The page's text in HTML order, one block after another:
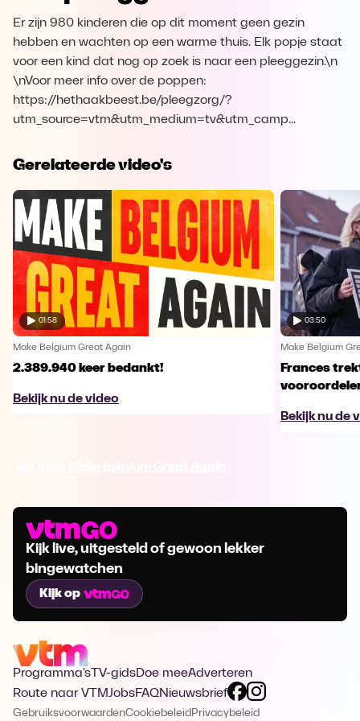
Er zijn 980 kinderen die op dit moment geen gezin
hebben en wachten op een warme thuis. Elk popje staat
voor een kind dat nog op zoek is naar een pleeggezin.\n
\nVoor meer info over de poppen:
https://hethaakbeest.be/pleegzorg/?
utm_source=vtm&utm_medium=tv&utm_camp...
Gerelateerde video's
01:58
Make Belgium Great Again
2.389.940 keer bedankt!
Bekijk nu de video
03:50
Make Belgium
Frances
Bekijk nu de
Kijk live, uitgesteld of gewoon lekker
bingewatchen
Kijk op
Programma's TV-gidsDoe meeAdverteren
Route naar VTMJobsFAQNieuwsbrief
GebruiksvoorwaardenCookiebeleid Privacybeleid